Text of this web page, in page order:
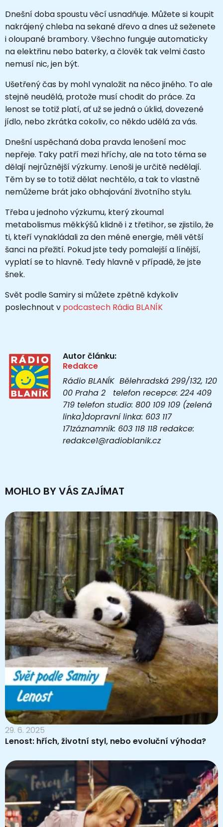
Dnešní doba spoustu věcí usnadňuje. Můžete si koupit
nakrájený chleba na sekané dřevo a dnes už seženete
i oloupané brambory. Všechno funguje automaticky
na elektřinu nebo baterky, a člověk tak velmi často
nemusí nic, jen být.
Ušetřený čas by mohl vynaložit na něco jiného. To ale
stejně neudělá, protože musí chodit do práce. Za
lenost se totiž platí, ať už se jedná o úklid, dovezené
jídlo, nebo zkrátka cokoliv, co někdo udělá za vás.
Dnešní uspěchaná doba pravda lenošení moc
nepřeje. Taky patří mezi hříchy, ale na toto téma se
dělají nejrůznější výzkumy. Lenoši je určitě nedělají.
Těm by se to totiž dělat nechtělo, a tak to vlastně
nemůžeme brát jako obhajování životního stylu.
Třeba u jednoho výzkumu, který zkoumal
metabolismus měkkýšů klidně i z třetihor, se zjistilo, že
ti, kteří vynakládali za den méně energie, měli větší
šanci na přežití. Pokud jste tedy pomalejší a línější,
vyplatí se to hlavně. Tedy hlavně v případě, že jste
šnek.
Svět podle Samiry si můžete zpětně kdykoliv
poslechnout v podcastech Rádia BLANÍK
Autor článku:
Redakce
Rádio BLANÍK Bělehradská 299/132, 120
00 Praha 2 telefon recepce: 224 409
719 telefon studio: 800 109 109 (zelená
linka)dopravní linka: 603 117
171záznamník: 603 118 118 redakce:
redakce1@radioblanik.cz
MOHLO BY VÁS ZAJÍMAT
29. 6. 2025
Lenost: hřích, životní styl, nebo evoluční výhoda?